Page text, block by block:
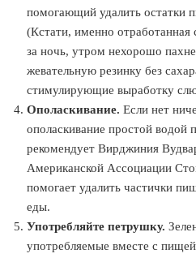
помогающий удалить остатки
(Кстати, именно отработанная
за ночь, утром нехорошо
жевательную резинку без
стимулирующие выработку
Ополаскивание. Если нет
ополаскивание простой водой
рекомендует Вирджиния
Американской Ассоциации
помогает удалить частички
еды.
Употребляйте петрушку.
употребляемые вместе с